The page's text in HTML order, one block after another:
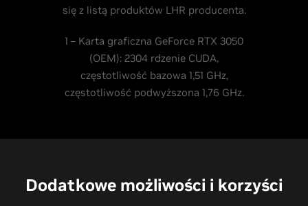
się z listą produktów LHR producenta.
1 – Karta graficzna GeForce RTX 3050
(OEM): 2304 rdzenie CUDA,
częstotliwość bazowa 1,51 GHz,
częstotliwość podwyższona 1,76 GHz.
Dodatkowe możliwości i korzyści